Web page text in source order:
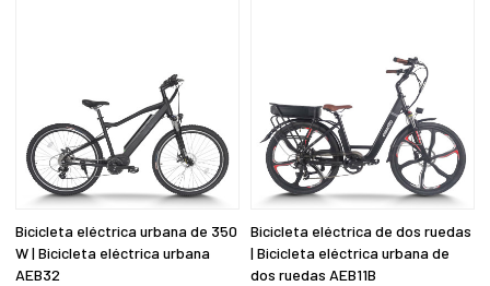
Bicicleta eléctrica urbana de 350
W | Bicicleta eléctrica urbana
AEB32
Bicicleta eléctrica de dos ruedas
| Bicicleta eléctrica urbana de
dos ruedas AEB11B